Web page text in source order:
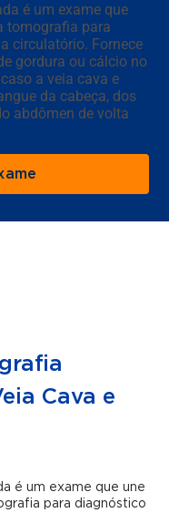
é um exame que
tomografia para
circulatório. Fornece
gordura ou cálcio no
a veia cava e
da cabeça, dos
abdômen de volta
Cava e
é um exame que une
para diagnóstico